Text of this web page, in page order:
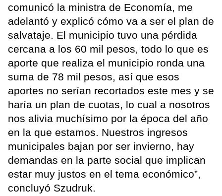
comunicó la ministra de Economía, me
adelantó y explicó cómo va a ser el plan de
salvataje. El municipio tuvo una pérdida
cercana a los 60 mil pesos, todo lo que es
aporte que realiza el municipio ronda una
suma de 78 mil pesos, así que esos
aportes no serían recortados este mes y se
haría un plan de cuotas, lo cual a nosotros
nos alivia muchísimo por la época del año
en la que estamos. Nuestros ingresos
municipales bajan por ser invierno, hay
demandas en la parte social que implican
estar muy justos en el tema económico”,
concluyó Szudruk.